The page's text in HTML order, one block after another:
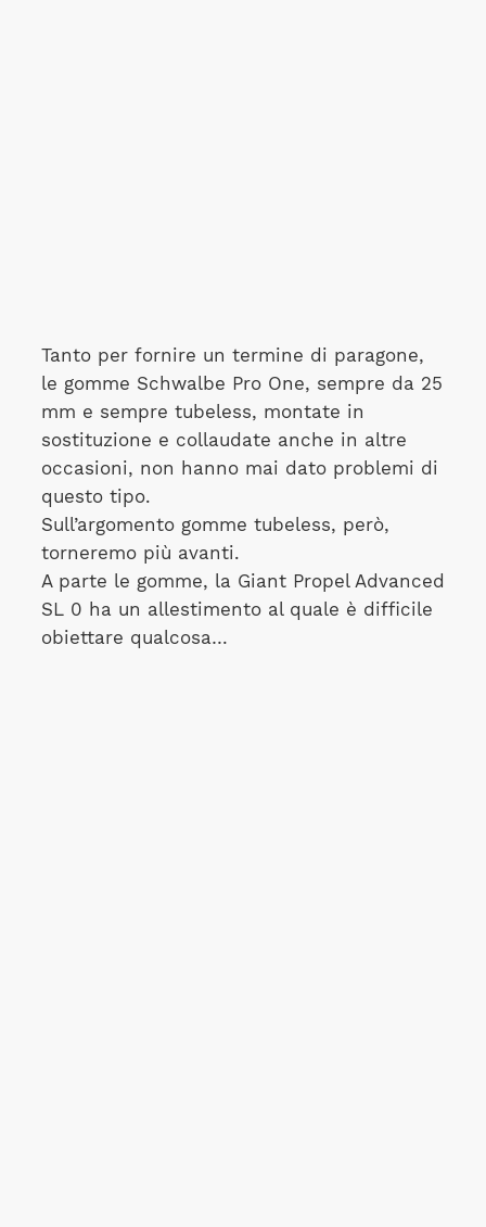
Tanto per fornire un termine di paragone,
le gomme Schwalbe Pro One, sempre da 25
mm e sempre tubeless, montate in
sostituzione e collaudate anche in altre
occasioni, non hanno mai dato problemi di
questo tipo.
Sull’argomento gomme tubeless, però,
torneremo più avanti.
A parte le gomme, la Giant Propel Advanced
SL 0 ha un allestimento al quale è difficile
obiettare qualcosa…